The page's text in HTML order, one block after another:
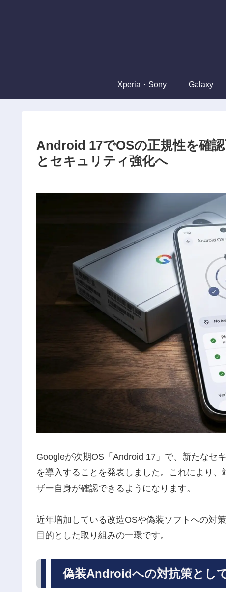
Xperia・Sony Galaxy
Android 17でOSの正規性を確
とセキュリティ強化へ
Googleが次期OS「Android 17」で、新たなセ
を導入することを発表しました。これにより
ザー自身が確認できるようになります。
近年増加している改造OSや偽装ソフトへの対
目的とした取り組みの一環です。
偽装Androidへの対抗策とし